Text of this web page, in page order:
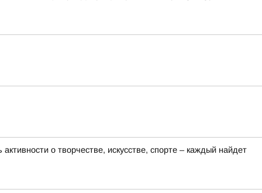
о творчестве, искусстве, спорте – каждый найдет